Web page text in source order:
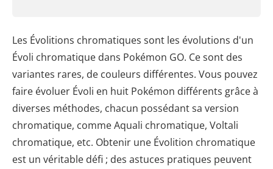
Les Évolitions chromatiques sont les évolutions d'un
Évoli chromatique dans Pokémon GO. Ce sont des
variantes rares, de couleurs différentes. Vous pouvez
faire évoluer Évoli en huit Pokémon différents grâce à
diverses méthodes, chacun possédant sa version
chromatique, comme Aquali chromatique, Voltali
chromatique, etc. Obtenir une Évolition chromatique
est un véritable défi ; des astuces pratiques peuvent